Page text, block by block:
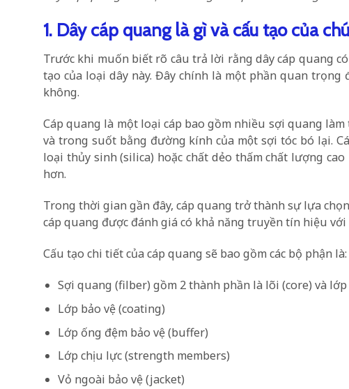
1. Dây cáp quang là gì và cấu tạo của
Trước khi muốn biết rõ câu trả lời rằng dây cáp quang
tạo của loại dây này. Đây chính là một phần quan trọng
không.
Cáp quang là một loại cáp bao gồm nhiều sợi quang
và trong suốt bằng đường kính của một sợi tóc bó lại.
loại thủy sinh (silica) hoặc chất dẻo thấm chất lượng
hơn.
Trong thời gian gần đây, cáp quang trở thành sự lựa
cáp quang được đánh giá có khả năng truyền tín hiệu
Cấu tạo chi tiết của cáp quang sẽ bao gồm các bộ phận là:
Sợi quang (filber) gồm 2 thành phần là lõi (core) và
Lớp bảo vệ (coating)
Lớp ống đệm bảo vệ (buffer)
Lớp chịu lực (strength members)
Vỏ ngoài bảo vệ (jacket)